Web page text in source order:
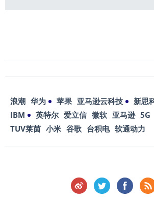
浪潮 华为 苹果 亚马逊云科技 新思
IBM
英特尔 爱立信 微软 亚马逊 5G
TUV莱茵 小米 谷歌 台积电 软通动力